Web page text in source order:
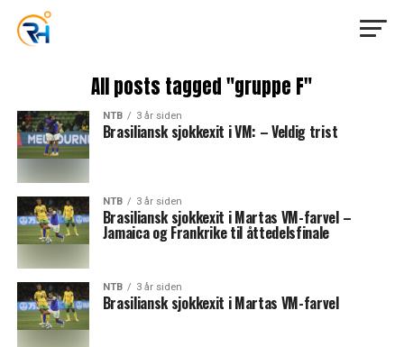
All posts tagged "gruppe F"
NTB 3 år siden
Brasiliansk sjokkexit i VM: – Veldig trist
NTB 3 år siden
Brasiliansk sjokkexit i Martas VM-farvel –
Jamaica og Frankrike til åttedelsfinale
NTB 3 år siden
Brasiliansk sjokkexit i Martas VM-farvel